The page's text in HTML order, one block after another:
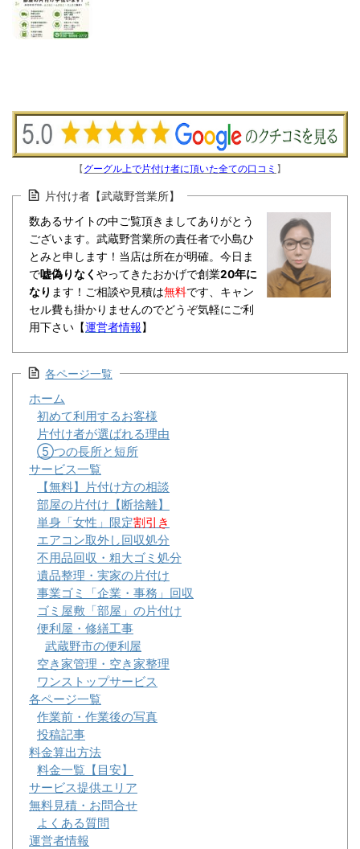
【グーグル上で片付け者に頂いた全ての口コミ 】
片付け者【武蔵野営業所】
数あるサイトの中ご覧頂きましてありがとう
ございます。武蔵野営業所の責任者で小島ひ
とみと申します！当店は所在が明確。今日ま
で嘘偽りなく やってきたおかげで創業20年に
なり ます！ご相談や見積は無料です、キャン
セル費も掛かりませんのでどうぞ気軽にご利
用下さい【運営者情報】
各ページ一覧
ホーム
初めて利用するお客様
片付け者が選ばれる理由
⑤つの長所と短所
サービス一覧
【無料】片付け方の相談
部屋の片付け【断捨離】
単身「女性」限定割引き
エアコン取外し回収処分
不用品回収・粗大ゴミ処分
遺品整理・実家の片付け
事業ゴミ「企業・事務」回収
ゴミ屋敷「部屋」の片付け
便利屋・修繕工事
武蔵野市の便利屋
空き家管理・空き家整理
ワンストップサービス
各ページ一覧
作業前・作業後の写真
投稿記事
料金算出方法
料金一覧【目安】
サービス提供エリア
無料見積・お問合せ
よくある質問
運営者情報